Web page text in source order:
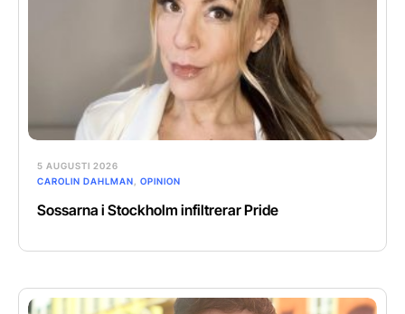
5 AUGUSTI 2026
CAROLIN DAHLMAN
OPINION
Sossarna i Stockholm infiltrerar Pride